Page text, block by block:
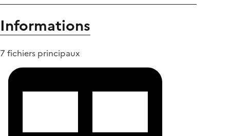
Informations
7 fichiers principaux